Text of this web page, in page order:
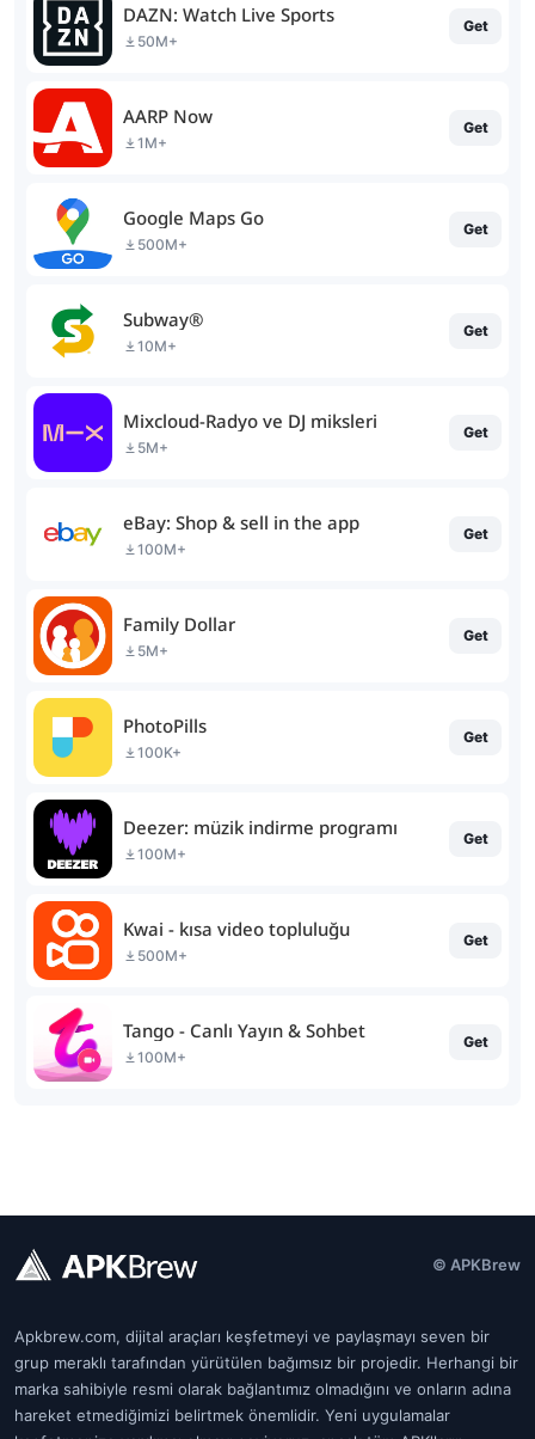
DAZN: Watch Live Sports
50M+
Get
AARP Now
1M+
Get
Google Maps Go
500M+
Get
Subway®
10M+
Get
Mixcloud-Radyo ve DJ miksleri
5M+
Get
eBay: Shop & sell in the app
100M+
Get
Family Dollar
5M+
Get
PhotoPills
100K+
Get
Deezer: müzik indirme programı
100M+
Get
Kwai - kısa video topluluğu
500M+
Get
Tango - Canlı Yayın & Sohbet
100M+
Get
© APKBrew
Apkbrew.com, dijital araçları keşfetmeyi ve paylaşmayı seven bir
grup meraklı tarafından yürütülen bağımsız bir projedir. Herhangi bir
marka sahibiyle resmi olarak bağlantımız olmadığını ve onların adına
hareket etmediğimizi belirtmek önemlidir. Yeni uygulamalar